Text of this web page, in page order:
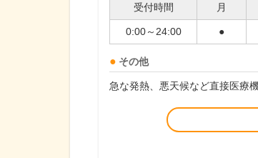
受付時間 月
0:00～24:00 ●
その他
急な発熱、悪天候など直接医療